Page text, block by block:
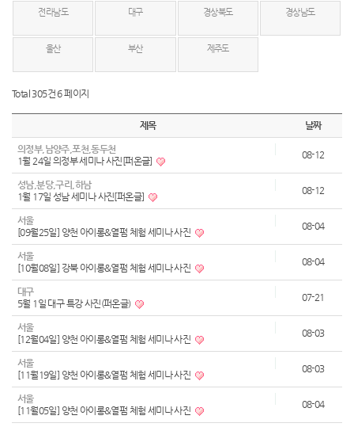
전라남도 대구 경상북도 경상남도
울산 부산 제주도
Total 305건6 페이지
제목 날짜
의정부,남양주,포천,동두천
1월 24일 의정부 세미나 사진[퍼온글]
08-12
성남,분당,구리,하남
1월 17일 성남 세미나 사진[퍼온글]
08-12
서울
[09월25일] 양천 아이롱&열펌 체험 세미나 사진
08-04
서울
[10월08일] 강북 아이롱&열펌 체험 세미나 사진
08-04
대구
5월 1일 대구 특강 사진(퍼온글)
07-21
서울
[12월04일] 양천 아이롱&열펌 체험 세미나 사진
08-03
서울
[11월19일] 양천 아이롱&열펌 체험 세미나 사진
08-03
서울
[11월05일] 양천 아이롱&열펌 체험 세미나 사진
08-04